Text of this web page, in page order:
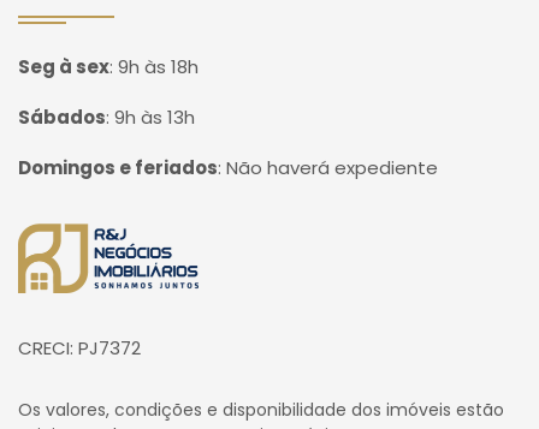
Seg à sex: 9h às 18h
Sábados: 9h às 13h
Domingos e feriados: Não haverá expediente
Página inicial
CRECI: PJ7372
Os valores, condições e disponibilidade dos imóveis estão